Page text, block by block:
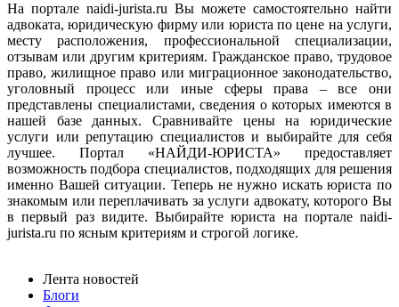
На портале naidi-jurista.ru Вы можете самостоятельно найти
адвоката, юридическую фирму или юриста по цене на услуги,
месту расположения, профессиональной специализации,
отзывам или другим критериям. Гражданское право, трудовое
право, жилищное право или миграционное законодательство,
уголовный процесс или иные сферы права – все они
представлены специалистами, сведения о которых имеются в
нашей базе данных. Сравнивайте цены на юридические
услуги или репутацию специалистов и выбирайте для себя
лучшее. Портал «НАЙДИ-ЮРИСТА» предоставляет
возможность подбора специалистов, подходящих для решения
именно Вашей ситуации. Теперь не нужно искать юриста по
знакомым или переплачивать за услуги адвокату, которого Вы
в первый раз видите. Выбирайте юриста на портале naidi-
jurista.ru по ясным критериям и строгой логике.
Лента новостей
Блоги